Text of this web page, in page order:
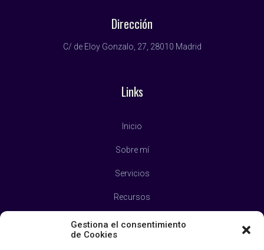
Gestiona el consentimiento
de Cookies
Dirección
C/ de Eloy Gonzalo, 27, 28010 Madrid
Links
Inicio
Sobre mí
Servicios
Recursos